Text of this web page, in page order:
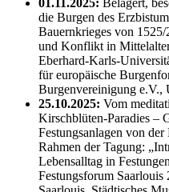
die Burgen des
Bauernkrieges von
und Konflikt in
Eberhard-Karls-
für europäische
Burgenvereinigung e.V.,
25.10.2025: Vom
Kirschblüten-Paradies –
Festungsanlagen von
Rahmen der Tagung:
Lebensalltag in
Festungsforum Saarlouis